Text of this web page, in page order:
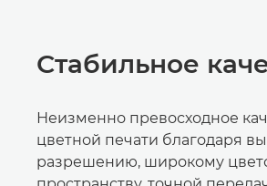
Стабильное
Неизменно превосходное
цветной печати благодаря
разрешению, широкому